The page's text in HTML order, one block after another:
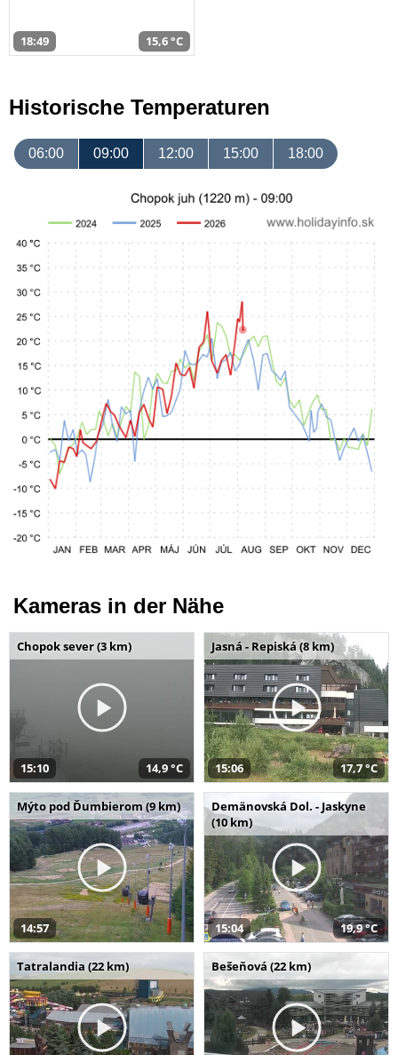
18:49 15,6 °C
Historische Temperaturen
06:00 09:00 12:00 15:00 18:00
Kameras in der Nähe
Chopok sever (3 km)
15:10 14,9 °C
Jasná - Repiská (8 km)
15:06 17,7 °C
Mýto pod Ďumbierom (9 km)
14:57
Demänovská Dol. - Jaskyne
(10 km)
15:04 19,9 °C
Tatralandia (22 km) Bešeňová (22 km)